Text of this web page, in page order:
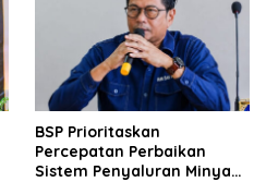
BSP Prioritaskan
Percepatan Perbaikan
Sistem Penyaluran Minyak